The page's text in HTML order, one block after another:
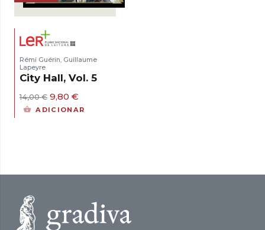
Rémi Guérin, Guillaume
Lapeyre
City Hall, Vol. 5
14,00€ O
preço
9,80 €
preço
ADICIONAR